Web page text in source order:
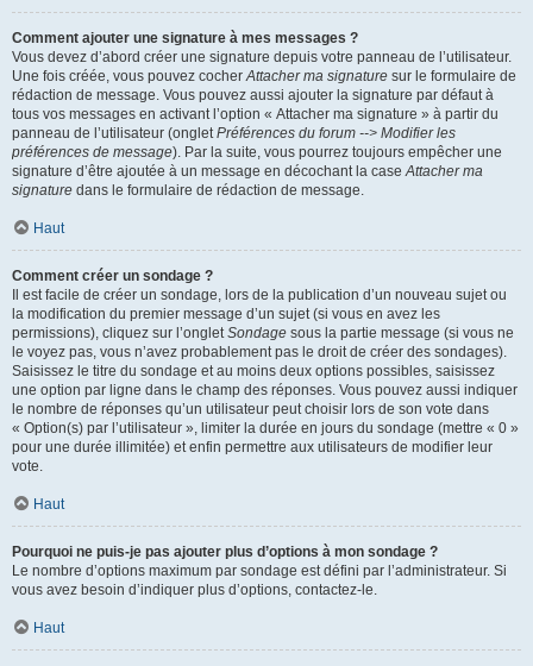
Comment ajouter une signature à mes messages ?
Vous devez d’abord créer une signature depuis votre panneau de l’utilisateur.
Une fois créée, vous pouvez cocherAttacher ma signature sur le formulaire de
rédaction de message. Vous pouvez aussi ajouter la signature par défaut à
tous vos messages en activant l’option « Attacher ma signature » à partir du
panneau de l’utilisateur (ongletPréférences du forum --> Modifier les
préférences de message). Par la suite, vous pourrez toujours empêcher une
signature d’être ajoutée à un message en décochant la caseAttacher ma
signature dans le formulaire de rédaction de message.
Haut
Comment créer un sondage ?
Il est facile de créer un sondage, lors de la publication d’un nouveau sujet ou
la modification du premier message d’un sujet (si vous en avez les
permissions), cliquez sur l’ongletSondage sous la partie message (si vous ne
le voyez pas, vous n’avez probablement pas le droit de créer des sondages).
Saisissez le titre du sondage et au moins deux options possibles, saisissez
une option par ligne dans le champ des réponses. Vous pouvez aussi indiquer
le nombre de réponses qu’un utilisateur peut choisir lors de son vote dans
« Option(s) par l’utilisateur », limiter la durée en jours du sondage (mettre « 0 »
pour une durée illimitée) et enfin permettre aux utilisateurs de modifier leur
vote.
Haut
Pourquoi ne puis-je pas ajouter plus d’options à mon sondage ?
Le nombre d’options maximum par sondage est défini par l’administrateur. Si
vous avez besoin d’indiquer plus d’options, contactez-le.
Haut